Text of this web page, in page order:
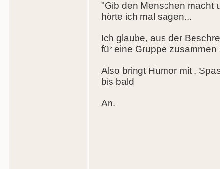
"Gib den Menschen macht
hörte ich mal sagen...
Ich glaube, aus der
für eine Gruppe zusammen
Also bringt Humor mit ,
bis bald
An.